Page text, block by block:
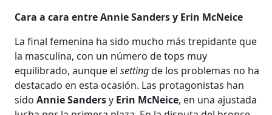
Cara a cara entre Annie Sanders y Erin McNeice
La final femenina ha sido mucho más trepidante que
la masculina, con un número de tops muy
equilibrado, aunque el settingde los problemas no ha
destacado en esta ocasión. Las protagonistas han
sido Annie Sandersy Erin McNeice, en una ajustada